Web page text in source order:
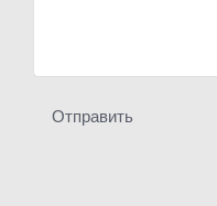
Отправить